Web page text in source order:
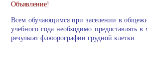
Объявление!
Всем обучающимся при заселении в
учебного года необходимо предоставлять
результат флюорографии грудной клетки.